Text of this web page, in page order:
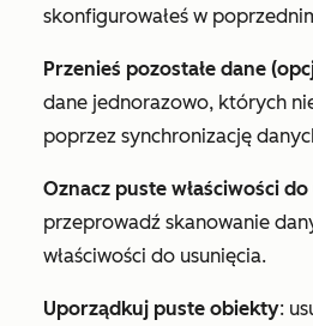
skonfigurowałeś w
Przenieś pozostałe dane
dane jednorazowo, których
poprzez synchronizację
Oznacz puste właściwości
przeprowadź skanowanie
właściwości do usunięcia.
Uporządkuj puste obiekty: